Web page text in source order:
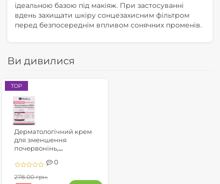
ідеальною базою під макіяж. При застосуванні
вдень захищати шкіру сонцезахисним фільтром
перед безпосереднім впливом сонячних променів.
Ви дивилися
TOP
Дерматологічний крем
для зменшення
почервонінь,
Medica Capillaries
Dermatological
0
278.00 грн.